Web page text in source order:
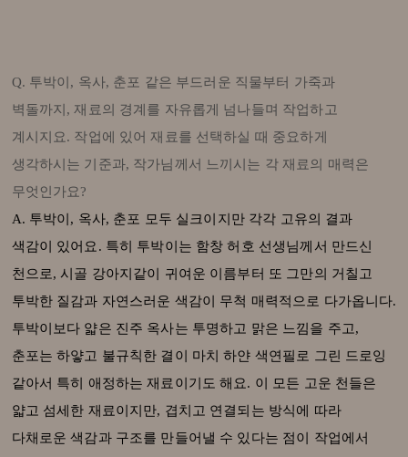
Q. 투박이, 옥사, 춘포 같은 부드러운 직물부터 가죽과
벽돌까지, 재료의 경계를 자유롭게 넘나들며 작업하고
계시지요. 작업에 있어 재료를 선택하실 때 중요하게
생각하시는 기준과, 작가님께서 느끼시는 각 재료의 매력은
무엇인가요?
A. 투박이, 옥사, 춘포 모두 실크이지만 각각 고유의 결과
색감이 있어요. 특히 투박이는 함창 허호 선생님께서 만드신
천으로, 시골 강아지같이 귀여운 이름부터 또 그만의 거칠고
투박한 질감과 자연스러운 색감이 무척 매력적으로 다가옵니다.
투박이보다 얇은 진주 옥사는 투명하고 맑은 느낌을 주고,
춘포는 하얗고 불규칙한 결이 마치 하얀 색연필로 그린 드로잉
같아서 특히 애정하는 재료이기도 해요. 이 모든 고운 천들은
얇고 섬세한 재료이지만, 겹치고 연결되는 방식에 따라
다채로운 색감과 구조를 만들어낼 수 있다는 점이 작업에서